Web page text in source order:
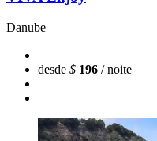
Danube
desde $ 196 / noite